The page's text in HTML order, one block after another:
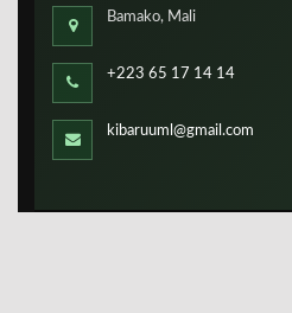
Bamako, Mali
+223 65 17 14 14
kibaruuml@gmail.com